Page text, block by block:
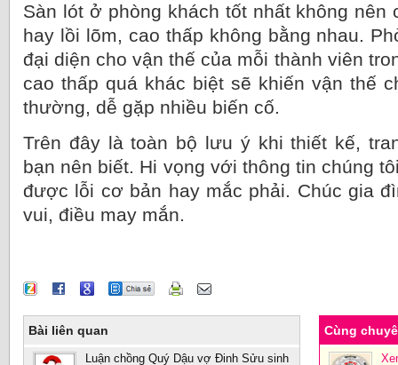
Sàn lót ở phòng khách tốt nhất không nên
hay lồi lõm, cao thấp không bằng nhau.
đại diện cho vận thế của mỗi thành viên
cao thấp quá khác biệt sẽ khiến vận thế
thường, dễ gặp nhiều biến cố.
Trên đây là toàn bộ lưu ý khi thiết kế,
bạn nên biết. Hi vọng với thông tin chúng
được lỗi cơ bản hay mắc phải. Chúc gia
vui, điều may mắn.
Bài liên quan
Luận chồng Quý Dậu vợ Đinh Sửu sinh
Cùng